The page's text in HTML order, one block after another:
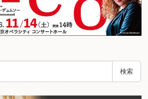
検索